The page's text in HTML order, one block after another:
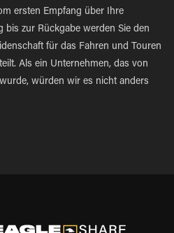
ersten Empfang über Ihre
bis zur Rückgabe werden Sie den
für das Fahren und Touren
Als ein Unternehmen, das von
würden wir es nicht anders